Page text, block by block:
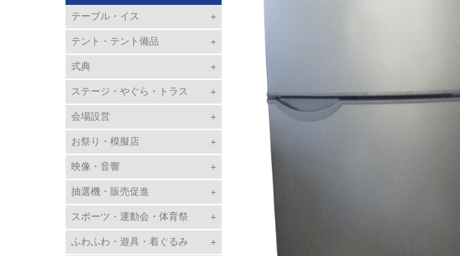
テーブル・イス
テント・テント備品
式典
ステージ・やぐら・トラス
会場設営
お祭り・模擬店
映像・音響
抽選機・販売促進
スポーツ・運動会・体育祭
ふわふわ・遊具・着ぐるみ